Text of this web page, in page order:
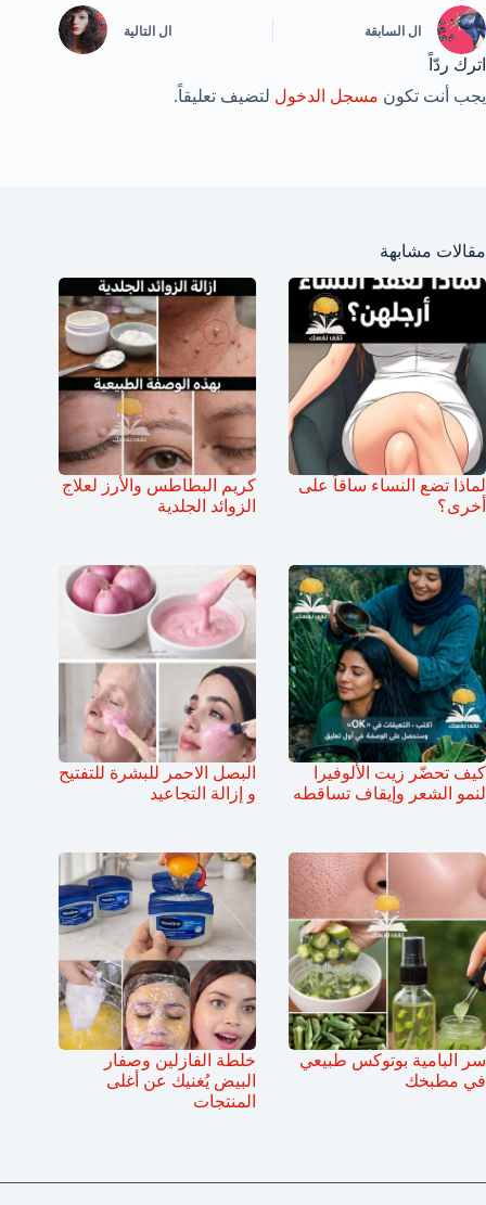
ال السابقة ال التالية
اترك ردّاً
يجب أنت تكون مسجل الدخول لتضيف تعليقاً.
مقالات مشابهة
لماذا تضع النساء ساقاً على
أخرى؟
كريم البطاطس والأرز لعلاج
الزوائد الجلدية
كيف تحضّر زيت الألوفيرا
لنمو الشعر وإيقاف تساقطه
البصل الاحمر للبشرة للتفتيح
و إزالة التجاعيد
سر البامية بوتوكس طبيعي
في مطبخك
خلطة الفازلين وصفار
البيض يُغنيك عن أغلى
المنتجات